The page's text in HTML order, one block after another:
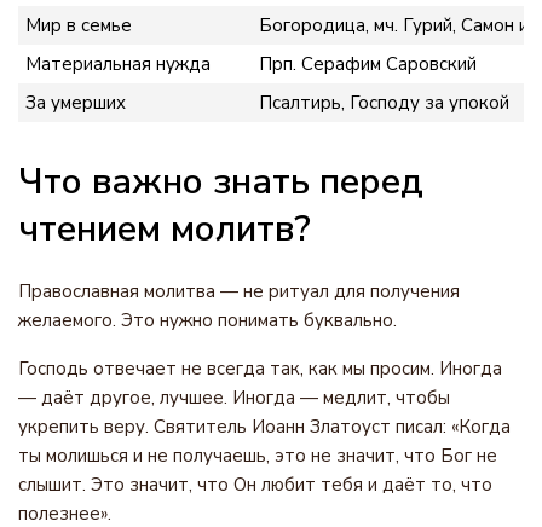
Мир в семье
Богородица, мч. Гурий, Самон и
Материальная нужда
Прп. Серафим Саровский
За умерших
Псалтирь, Господу за упокой
Что важно знать перед
чтением молитв?
Православная молитва — не ритуал для получения
желаемого. Это нужно понимать буквально.
Господь отвечает не всегда так, как мы просим. Иногда
— даёт другое, лучшее. Иногда — медлит, чтобы
укрепить веру. Святитель Иоанн Златоуст писал: «Когда
ты молишься и не получаешь, это не значит, что Бог не
слышит. Это значит, что Он любит тебя и даёт то, что
полезнее».